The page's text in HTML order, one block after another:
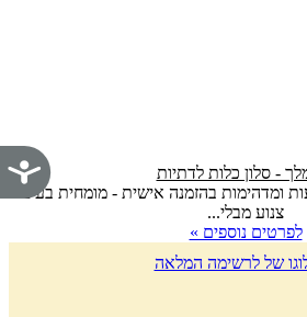
- סלון כלות לדתיות
ומדהימות בהזמנה אישית - מומחית בעיצוב
צנוע מבלי...
לפרטים נוספים »